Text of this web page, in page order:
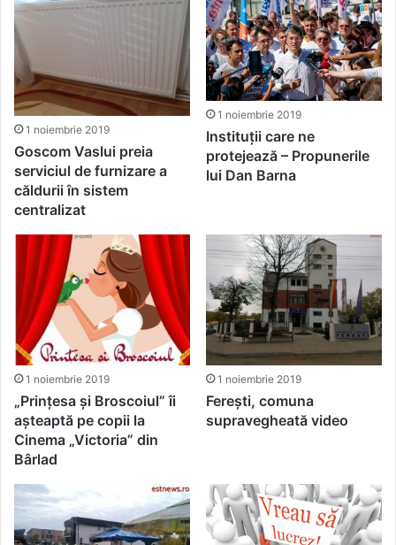
1 noiembrie 2019
Goscom Vaslui preia
serviciul de furnizare a
căldurii în sistem
centralizat
1 noiembrie 2019
Instituții care ne
protejează – Propunerile
lui Dan Barna
1 noiembrie 2019
„Prințesa și Broscoiul” îi
așteaptă pe copii la
Cinema „Victoria” din
Bârlad
1 noiembrie 2019
Ferești, comuna
supravegheată video